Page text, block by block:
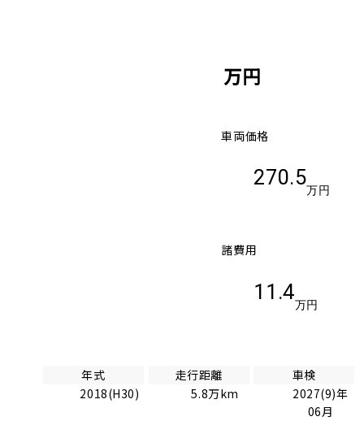
万円
車両価格
270.5
万円
諸費用
11.4
万円
年式
2018(H30)
走行距離
5.8万km
車検
2027(9)年
06月